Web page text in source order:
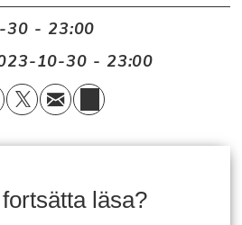
30 - 23:00
10-30 - 23:00
läsa?